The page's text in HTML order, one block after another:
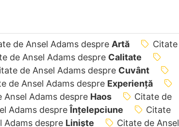
de Ansel Adams despre Artă
Citate
de Ansel Adams despre Calitate
de Ansel Adams despre Cuvânt
de Ansel Adams despre Experiență
Ansel Adams despre Haos
Citate de
Adams despre Înțelepciune
Citate
Adams despre Liniște
Citate de Ansel